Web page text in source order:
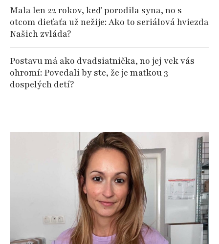
Mala len 22 rokov, keď porodila syna, no s
otcom dieťaťa už nežije: Ako to seriálová hviezda
Našich zvláda?
Postavu má ako dvadsiatnička, no jej vek vás
ohromí: Povedali by ste, že je matkou 3
dospelých detí?